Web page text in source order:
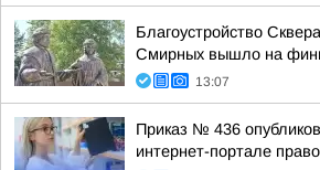
Благоустройство
Смирных вышло на
13:07
Приказ № 436
интернет-портале